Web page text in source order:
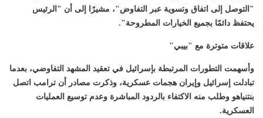
"التوصل إلى اتفاق وتسوية عبر التفاوض"، مشيرًا إلى أن "الرئيس
يحتفظ دائمًا بجميع الخيارات المطروحة".
علاقات متوترة مع "بيبي"
وأسهمت التطورات المرتبطة بإسرائيل في تعقيد المشهد التفاوضي، بعدما
تبادلت إسرائيل وإيران هجمات عسكرية، وذكرت مصادر أن ترامب اتصل
بنتنياهو وطلب منه الاكتفاء بالردود المباشرة وعدم توسيع العمليات
العسكرية.